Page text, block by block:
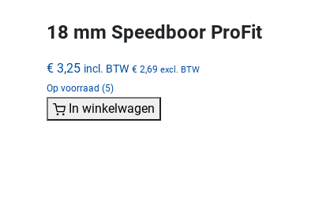
18 mm Speedboor ProFit
€ 3,25 incl. BTW € 2,69 excl. BTW
Op voorraad (5)
In winkelwagen